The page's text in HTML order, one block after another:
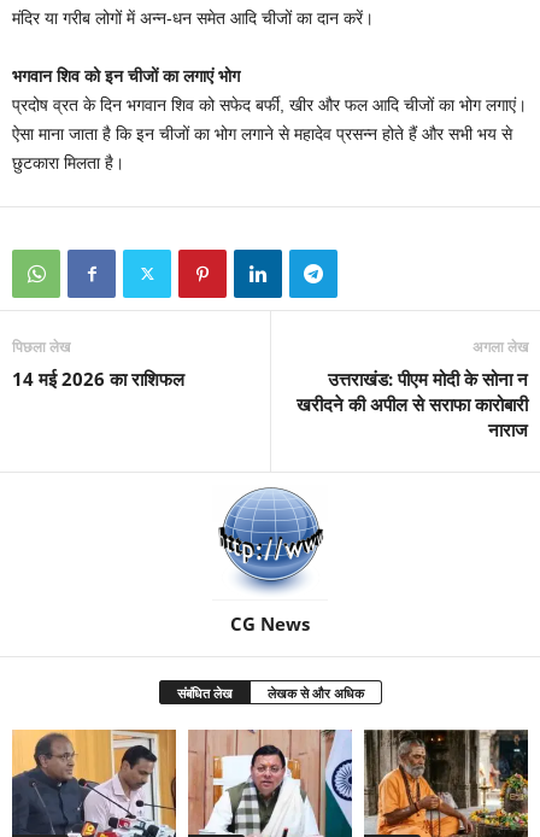
मंदिर या गरीब लोगों में अन्न-धन समेत आदि चीजों का दान करें।
भगवान शिव को इन चीजों का लगाएं भोग
प्रदोष व्रत के दिन भगवान शिव को सफेद बर्फी, खीर और फल आदि चीजों का भोग लगाएं।
ऐसा माना जाता है कि इन चीजों का भोग लगाने से महादेव प्रसन्न होते हैं और सभी भय से
छुटकारा मिलता है।
पिछला लेख
14 मई 2026 का राशिफल
अगला लेख
उत्तराखंड: पीएम मोदी के सोना न
खरीदने की अपील से सराफा कारोबारी
नाराज
CG News
संबंधित लेख लेखक से और अधिक